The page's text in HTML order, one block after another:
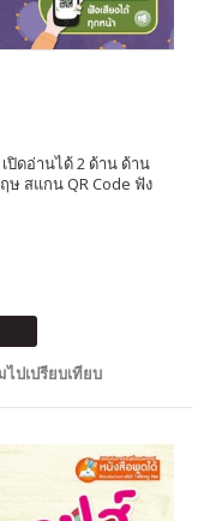
ปิดอ่านได้ 2 ด้าน ด้าน
สแกน QR Code ฟัง
ไปเปรียบเทียบ